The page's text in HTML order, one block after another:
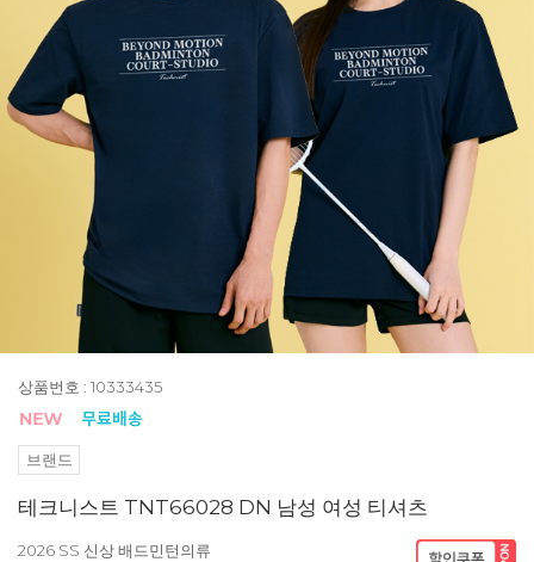
상품번호 : 10333435
브랜드
테크니스트 TNT66028 DN 남성 여성 티셔츠
2026 SS 신상 배드민턴의류